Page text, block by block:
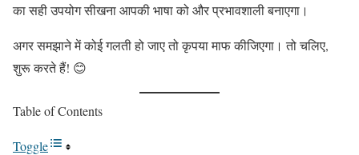
का सही उपयोग सीखना आपकी भाषा को और प्रभावशाली बनाएगा।
अगर समझाने में कोई गलती हो जाए तो कृपया माफ कीजिएगा। तो चलिए,
शुरू करते हैं! 😊
Table of Contents
Toggle